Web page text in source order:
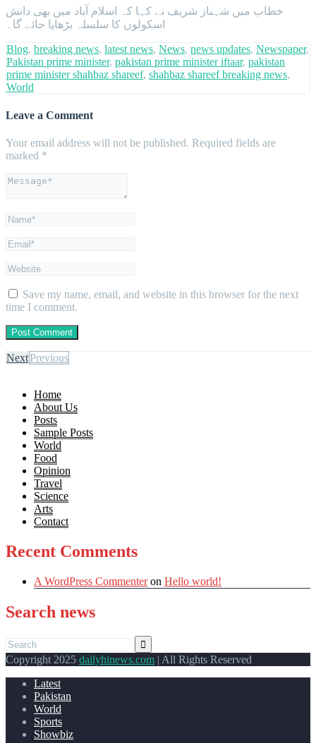
خطاب میں شہباز شریف نے کہا کہ اسلام آباد میں بھی دانش
اسکولوں کا سلسلہ بڑھایا جائے گا۔
Blog, breaking news, latest news, News, news updates, Newspaper,
Pakistan prime minister, pakistan prime minister iftaar, pakistan
prime minister shahbaz shareef, shahbaz shareef breaking news,
World
Leave a Comment
Your email address will not be published. Required fields are
marked *
Save my name, email, and website in this browser for the next
time I comment.
NextPrevious
Home
About Us
Posts
Sample Posts
World
Food
Opinion
Travel
Science
Arts
Contact
Recent Comments
A WordPress Commenteron Hello world!
Search news
Copyright 2025 dailyhinews.com | All Rights Reserved
Latest
Pakistan
World
Sports
Showbiz